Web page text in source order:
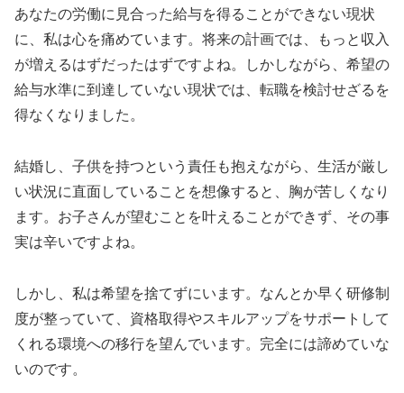
あなたの労働に見合った給与を得ることができない現状
に、私は心を痛めています。将来の計画では、もっと収入
が増えるはずだったはずですよね。しかしながら、希望の
給与水準に到達していない現状では、転職を検討せざるを
得なくなりました。
結婚し、子供を持つという責任も抱えながら、生活が厳し
い状況に直面していることを想像すると、胸が苦しくなり
ます。お子さんが望むことを叶えることができず、その事
実は辛いですよね。
しかし、私は希望を捨てずにいます。なんとか早く研修制
度が整っていて、資格取得やスキルアップをサポートして
くれる環境への移行を望んでいます。完全には諦めていな
いのです。